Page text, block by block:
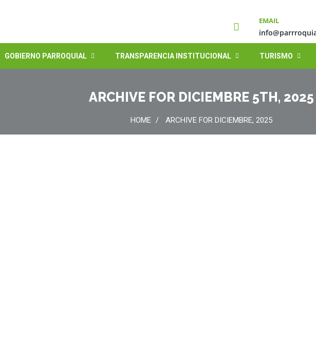
EMAIL
GOBIERNO PARROQUIAL TRANSPARENCIA INSTITUCIONAL TURISMO
ARCHIVE FOR DICIEMBRE 5TH, 2025
HOME ARCHIVE FOR DICIEMBRE, 2025